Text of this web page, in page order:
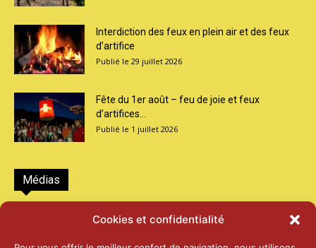
Cookies et confidentialité
Interdiction des feux en plein air et des feux
d’artifice
29 juillet 2026
Fête du 1er août – feu de joie et feux
d’artifices...
1 juillet 2026
Médias
2026 – Laiterie d’Orsières et Abbaye de St-
25 juin 2026